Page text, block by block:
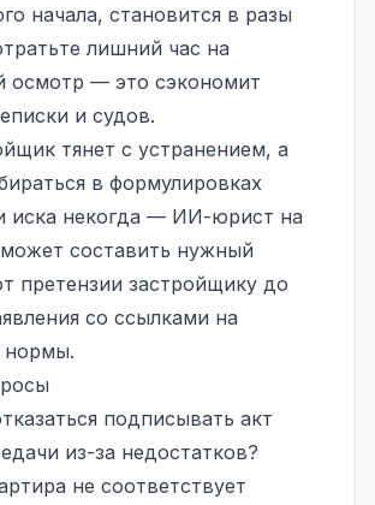
начала, становится в разы
лишний час на
осмотр — это сэкономит
и судов.
тянет с устранением, а
в формулировках
иска некогда — ИИ-юрист на
составить нужный
претензии застройщику до
со ссылками на
нормы.
подписывать акт
из-за недостатков?
не соответствует